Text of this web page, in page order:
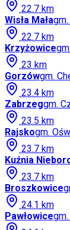
22.7 km
Wisła Małagm.
22.7 km
Krzyżowicegm.
23 km
Gorzówgm.
23.4 km
Zabrzeggm.
23.5 km
Rajskogm.
23.7 km
Kuźnia
23.7 km
Broszkowice
24.1 km
Pawłowicegm.